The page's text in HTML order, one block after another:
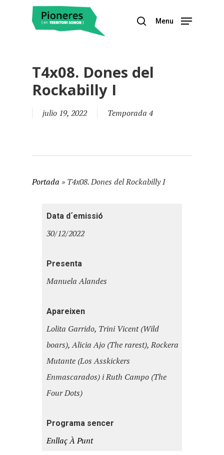
Menu
T4x08. Dones del
Rockabilly I
julio 19, 2022 Temporada 4
Portada » T4x08. Dones del Rockabilly I
Data d´emissió
30/12/2022
Presenta
Manuela Alandes
Apareixen
Lolita Garrido, Trini Vicent (Wild
boars), Alicia Ajo (The rarest), Rockera
Mutante (Los Asskickers
Enmascarados) i Ruth Campo (The
Four Dots)
Programa sencer
Enllaç À Punt